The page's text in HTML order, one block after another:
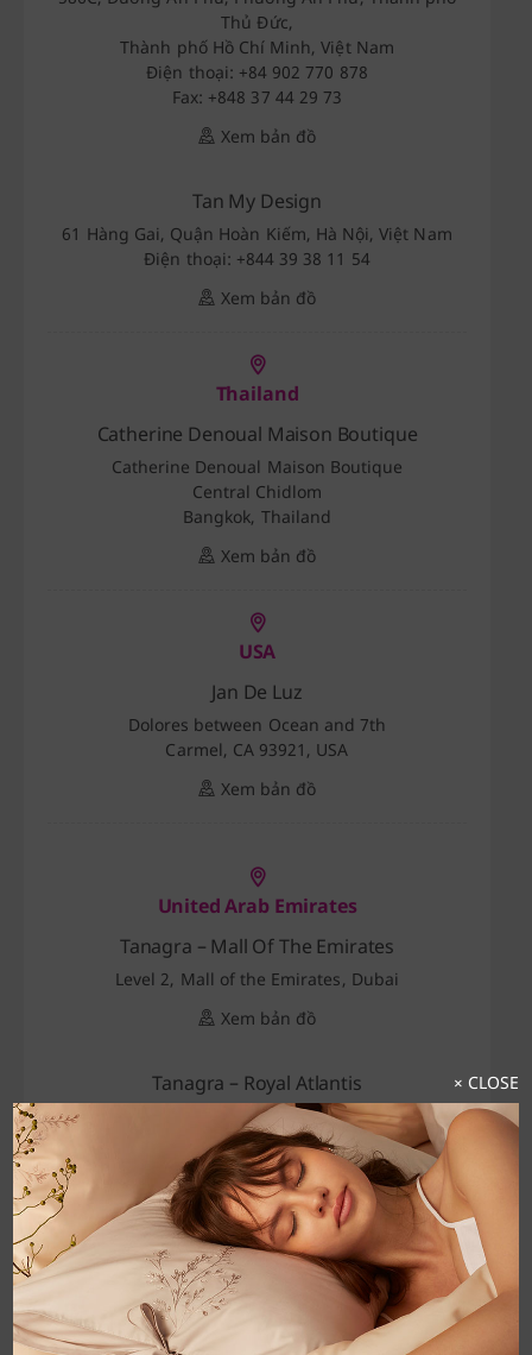
Thủ Đức,
Thành phố Hồ Chí Minh, Việt Nam
Điện thoại: +84 902 770 878
Fax: +848 37 44 29 73
Xem bản đồ
Tan My Design
61 Hàng Gai, Quận Hoàn Kiếm, Hà Nội, Việt Nam
Điện thoại: +844 39 38 11 54
Xem bản đồ
Thailand
Catherine Denoual Maison Boutique
Catherine Denoual Maison Boutique
Central Chidlom
Bangkok, Thailand
Xem bản đồ
USA
Jan De Luz
Dolores between Ocean and 7th
Carmel, CA 93921, USA
Xem bản đồ
United Arab Emirates
Tanagra – Mall Of The Emirates
Level 2, Mall of the Emirates, Dubai
Xem bản đồ
Tanagra – Royal Atlantis
Crescent Road, Palm Jumeirah, Dubai
Xem bản đồ
Tanagra – Marina Mall
Ground floor, VIP entrance, Marina Mall, Abu Dhabi
Xem bản đồ
× CLOSE